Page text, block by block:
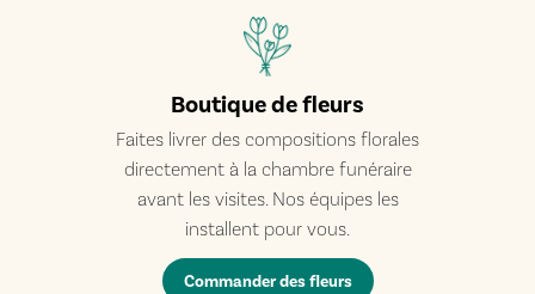
Boutique de fleurs
Faites livrer des compositions florales
directement à la chambre funéraire
avant les visites. Nos équipes les
installent pour vous.
Commander des fleurs